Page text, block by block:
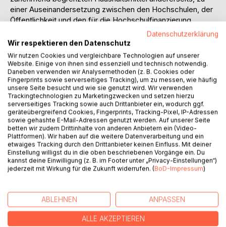
einer Auseinandersetzung zwischen den Hochschulen, der
Öffentlichkeit und den für die Hochschulfinanzierung
zuständigen Ministerien über die finanzielle und personelle
Ausstattung der Hochschulen. In diesem Kontext wird
wiederholt auf die im internationalen Vergleich geringen
öffentlichen Hochschulausgaben in Deutschland
hingewiesen.
Die fehlenden Finanzmittel der Hochschulen haben eine
Diskussion über Formen und Verfahren der
Hochschulfinanzierung ausgelöst. Es werden zunehmend
Finanzierungskonzepte gefordert, die auf die Erschließung
zusätzlicher Finanzierungsquellen abzielen oder das
vorhandene Bildungsbudget effizienter nutzen. In der
Debatte um die effizientere Nutzung der gegebenen
Ressourcen stehen Konzepte wie Globalhaushalt oder
Budgetierung im Vordergrund. Zusätzliche Einnahmequellen
Sponsoring, die Einwerbung von Drittmitteln sowie durch
Einnahmen aus Dienstleistungen und Weiterbildung.
Darüber hinaus wird im Kontext der Gewinnung neuer
Finanzierungsquellen zunehmend die Gebührenfreiheit an
Datenschutzerklärung
Wir respektieren den Datenschutz
Wir nutzen Cookies und vergleichbare Technologien auf unserer
Website. Einige von ihnen sind essenziell und technisch notwendig.
Daneben verwenden wir Analysemethoden (z. B. Cookies oder
Fingerprints sowie serverseitiges Tracking), um zu messen, wie häufig
unsere Seite besucht und wie sie genutzt wird. Wir verwenden
Trackingtechnologien zu Marketingzwecken und setzen hierzu
serverseitiges Tracking sowie auch Drittanbieter ein, wodurch ggf.
geräteübergreifend Cookies, Fingerprints, Tracking-Pixel, IP-Adressen
sowie gehashte E-Mail-Adressen genutzt werden. Auf unserer Seite
betten wir zudem Drittinhalte von anderen Anbietern ein (Video-
Plattformen). Wir haben auf die weitere Datenverarbeitung und ein
etwaiges Tracking durch den Drittanbieter keinen Einfluss. Mit deiner
Einstellung willigst du in die oben beschriebenen Vorgänge ein. Du
kannst deine Einwilligung (z. B. im Footer unter „Privacy-Einstellungen“)
jederzeit mit Wirkung für die Zukunft widerrufen. (BoD-Impressum)
ABLEHNEN ANPASSEN
ALLE AKZEPTIEREN